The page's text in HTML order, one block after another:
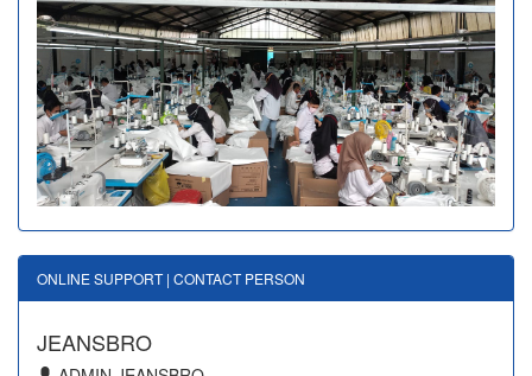
ONLINE SUPPORT | CONTACT PERSON
JEANSBRO